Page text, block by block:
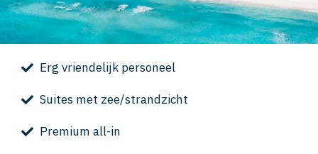
Erg vriendelijk personeel
Suites met zee/strandzicht
Premium all-in